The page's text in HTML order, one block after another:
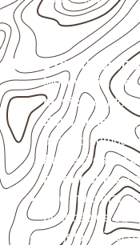
Usos
Móveis,
técnica
,
quando
Aplicações em
motorhomes,
Uso industrial
proteção de
Projetos